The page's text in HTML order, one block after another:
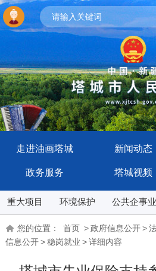
走进油画塔城 新闻动态
政务服务 塔城视频
重大项目 环境保护 公共企事
您的位置： 首页 >政府信息公开>
信息公开>稳岗就业 >详细内容